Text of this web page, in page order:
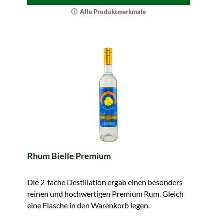
Alle Produktmerkmale
Rhum Bielle Premium
Die 2-fache Destillation ergab einen besonders
reinen und hochwertigen Premium Rum. Gleich
eine Flasche in den Warenkorb legen.